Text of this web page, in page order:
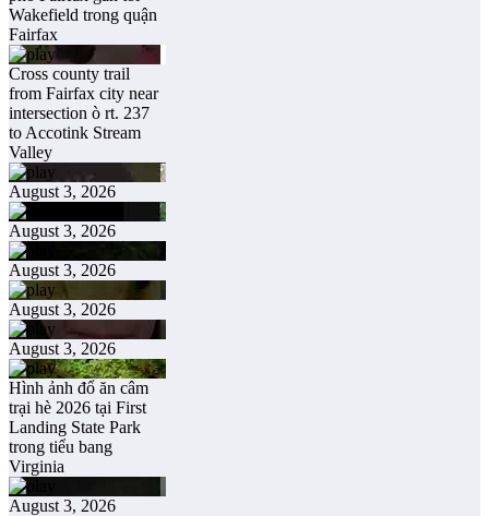
Wakefield trong quận
Fairfax
Cross county trail
from Fairfax city near
intersection ò rt. 237
to Accotink Stream
Valley
August 3, 2026
August 3, 2026
August 3, 2026
August 3, 2026
August 3, 2026
Hình ảnh đổ ăn câm
trại hè 2026 tại First
Landing State Park
trong tiểu bang
Virginia
August 3, 2026